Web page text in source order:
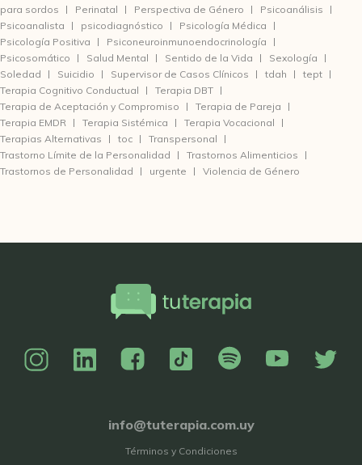
para sordos
Perinatal Perspectiva de Género
Psicoanálisis
Psicoanalista
psicodiagnóstico
Psicología Médica
Psicología Positiva
Psiconeuroinmunoendocrinología
Psicosomático
Salud Mental Sentido de la Vida
Sexología
Soledad
Suicidio Supervisor de Casos Clínicos tdah
tept
Terapia Cognitivo Conductual
Terapia DBT
Terapia de Aceptación y Compromiso
Terapia de Pareja
Terapia EMDR
Terapia Sistémica
Terapia Vocacional
Terapias Alternativas
toc
Transpersonal
Trastorno Límite de la Personalidad
Trastornos Alimenticios
Trastornos de Personalidad
urgente Violencia de Género
info@tuterapia.com.uy
Términos y Condiciones